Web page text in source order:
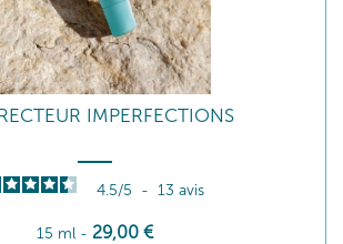
IMPERFECTIONS
4.5/5 - 13 avis
15 ml - 29,00 €